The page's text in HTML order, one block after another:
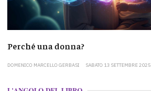
Perché una donna?
DOMENICO MARCELLO GERBASI SABATO 13 SETTEMBRE 2025